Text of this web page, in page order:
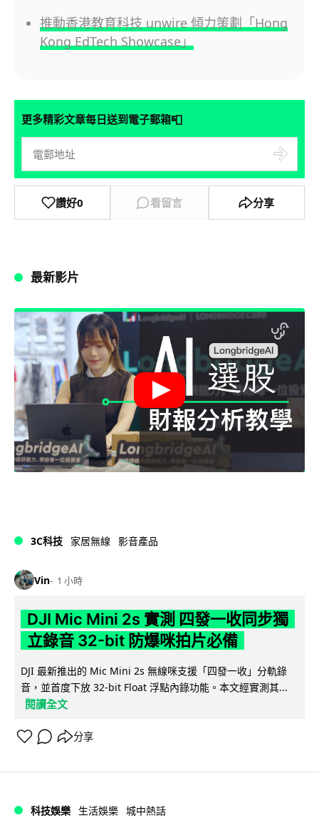
推動香港教育科技 unwire 傾力策劃「Hong
Kong EdTech Showcase」
更多精彩文章每日送到電子郵箱📮
讚好0 看留言 分享
最新影片
3C科技 家居無線 影音產品
Vin 1 小時
DJI Mic Mini 2s 實測 四發一收同步獨
立錄音 32-bit 防爆咪拍片必備
DJI 最新推出的 Mic Mini 2s 無線咪支援「四發一收」分軌錄
音，並首度下放 32-bit Float 浮點內錄功能。本文經實測其...
閱讀全文
分享
科技娛樂 生活娛樂 城中熱話